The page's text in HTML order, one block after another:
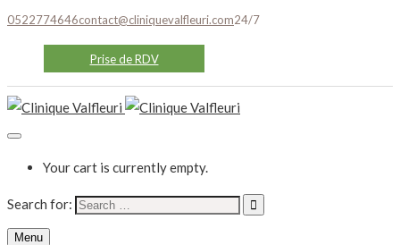
0522774646contact@cliniquevalfleuri.com24/7
Prise de RDV
Your cart is currently empty.
Search for:
Menu